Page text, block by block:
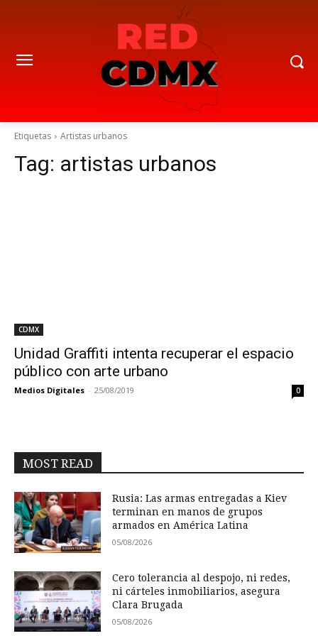
Etiquetas Artistas urbanos
Tag: artistas urbanos
CDMX
Unidad Graffiti intenta recuperar el espacio
público con arte urbano
Medios Digitales - 25/08/2019 0
MOST READ
Rusia: Las armas entregadas a Kiev
terminan en manos de grupos
armados en América Latina
05/08/2026
Cero tolerancia al despojo, ni redes,
ni cárteles inmobiliarios, asegura
Clara Brugada
05/08/2026